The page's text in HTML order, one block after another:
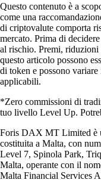
Questo contenuto è a
come una
di criptovalute comporta
mercato. Prima di
al rischio. Premi,
questo articolo possono
di token e possono
applicabili.
*Zero commissioni di
tuo livello Level Up.
Foris DAX MT Limited è
costituita a Malta, con
Level 7, Spinola Park,
Malta, operante con il
Malta Financial Services